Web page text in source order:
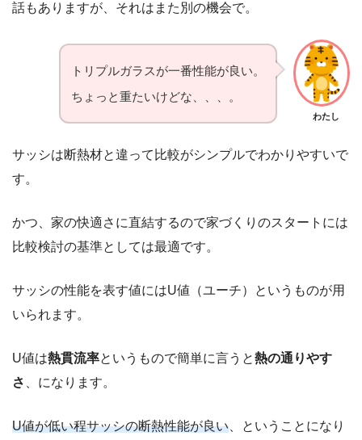
話もありますが、それはまた別の機会で。
わたし
トリプルガラスが一番性能が良い。
ちょっと重たいけどな、、、。
サッシは断熱材と違って比較がシンプルでわかりやすいで
す。
かつ、家の快適さに直結するので家づくりのスタートには
比較検討の基準としては最適です。
サッシの性能を表す値にはU値（ユーチ）というものが用
いられます。
U値は熱貫流率というもので簡単に言うと熱の通りやす
さ
、になります。
U値が低い程サッシの断熱性能が良い 、ということになり